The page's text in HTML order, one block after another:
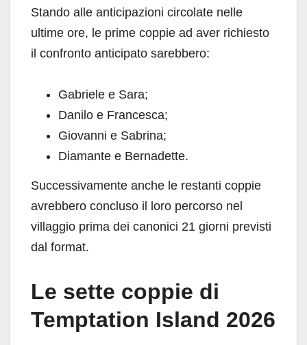
Stando alle anticipazioni circolate nelle
ultime ore, le prime coppie ad aver richiesto
il confronto anticipato sarebbero:
Gabriele e Sara;
Danilo e Francesca;
Giovanni e Sabrina;
Diamante e Bernadette.
Successivamente anche le restanti coppie
avrebbero concluso il loro percorso nel
villaggio prima dei canonici 21 giorni previsti
dal format.
Le sette coppie di
Temptation Island 2026